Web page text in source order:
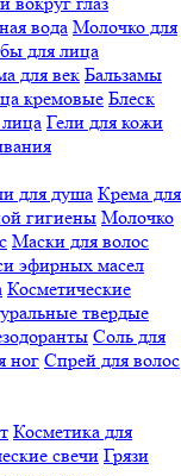
вода Молочко для
для лица
для век Бальзамы
кремовые Блеск
Гели для кожи
для душа Крема для
гигиены Молочко
Маски для волос
эфирных масел
Косметические
твердые
Соль для
ног Спрей для волос
Косметика для
свечи Грязи